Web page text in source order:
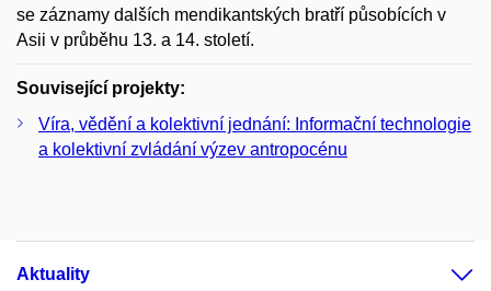
se záznamy dalších mendikantských bratří působících v
Asii v průběhu 13. a 14. století.
Související projekty:
Víra, vědění a kolektivní jednání: Informační technologie
a kolektivní zvládání výzev antropocénu
Aktuality